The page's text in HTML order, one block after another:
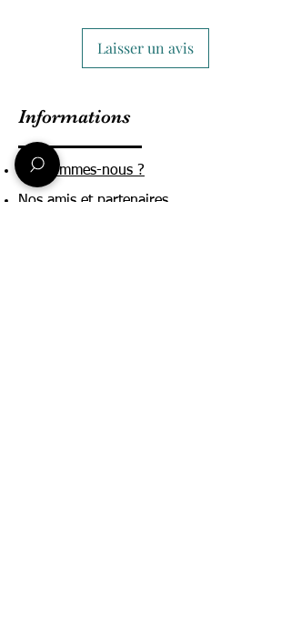
Laisser un avis
Informations
Qui sommes-nous ?
Nos amis et partenaires